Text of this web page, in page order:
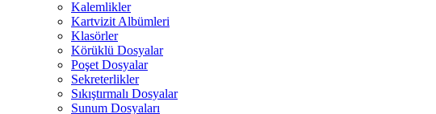
Kalemlikler
Kartvizit Albümleri
Klasörler
Körüklü Dosyalar
Poşet Dosyalar
Sekreterlikler
Sıkıştırmalı Dosyalar
Sunum Dosyaları